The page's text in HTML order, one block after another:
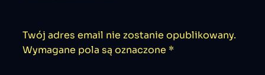
Twój adres email nie zostanie opublikowany.
Wymagane pola są oznaczone *